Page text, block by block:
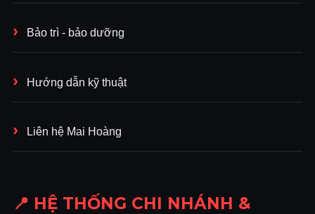
Bảo trì - bảo dưỡng
Hướng dẫn kỹ thuật
Liên hệ Mai Hoàng
📍 HỆ THỐNG CHI NHÁNH &